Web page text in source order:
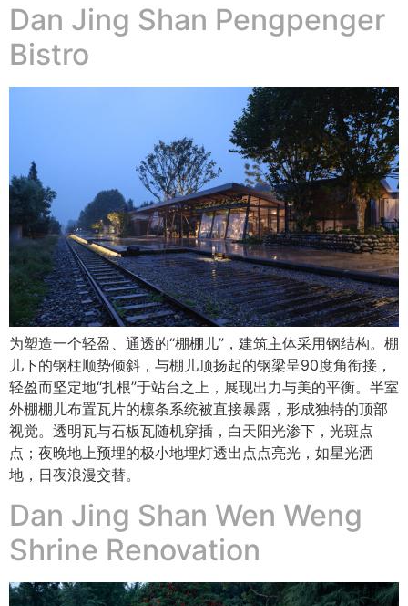
Dan Jing Shan Pengpenger
Bistro
为塑造一个轻盈、通透的“棚棚儿”，建筑主体采用钢结构。棚
儿下的钢柱顺势倾斜，与棚儿顶扬起的钢梁呈90度角衔接，
轻盈而坚定地“扎根”于站台之上，展现出力与美的平衡。半室
外棚棚儿布置瓦片的檩条系统被直接暴露，形成独特的顶部
视觉。透明瓦与石板瓦随机穿插，白天阳光渗下，光斑点
点；夜晚地上预埋的极小地埋灯透出点点亮光，如星光洒
地，日夜浪漫交替。
Dan Jing Shan Wen Weng
Shrine Renovation